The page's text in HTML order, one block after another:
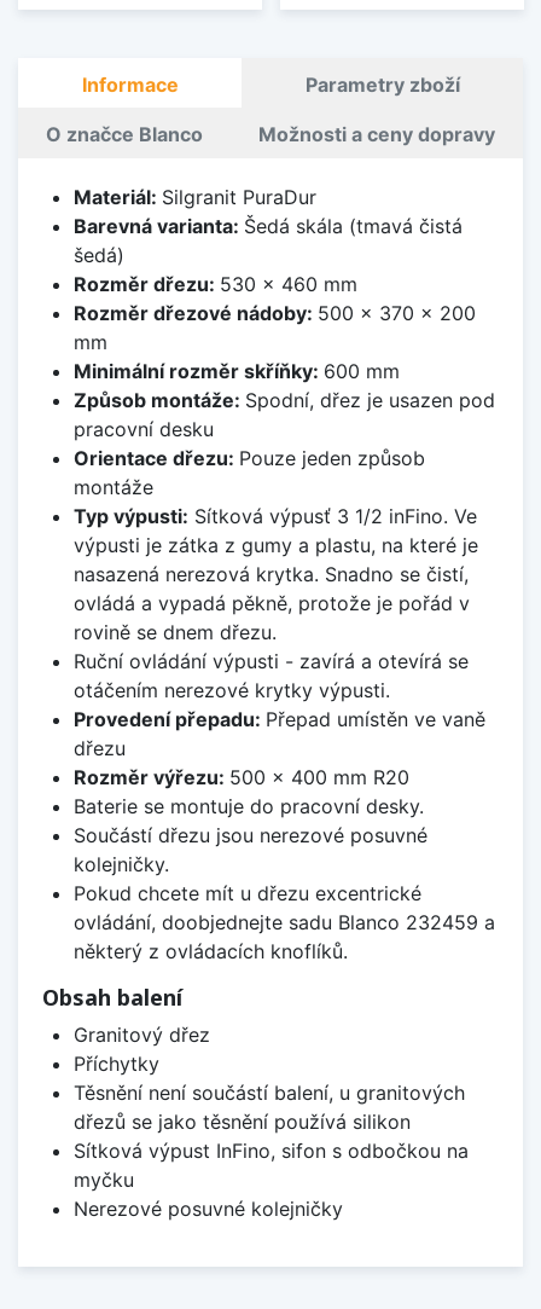
Informace Parametry zboží
O značce Blanco Možnosti a ceny dopravy
Materiál: Silgranit PuraDur
Barevná varianta: Šedá skála (tmavá čistá
šedá)
Rozměr dřezu: 530 x 460 mm
Rozměr dřezové nádoby: 500 x 370 x 200
mm
Minimální rozměr skříňky: 600 mm
Způsob montáže: Spodní, dřez je usazen pod
pracovní desku
Orientace dřezu: Pouze jeden způsob
montáže
Typ výpusti: Sítková výpusť 3 1/2 inFino. Ve
výpusti je zátka z gumy a plastu, na které je
nasazená nerezová krytka. Snadno se čistí,
ovládá a vypadá pěkně, protože je pořád v
rovině se dnem dřezu.
Ruční ovládání výpusti - zavírá a otevírá se
otáčením nerezové krytky výpusti.
Provedení přepadu: Přepad umístěn ve vaně
dřezu
Rozměr výřezu: 500 x 400 mm R20
Baterie se montuje do pracovní desky.
Součástí dřezu jsou nerezové posuvné
kolejničky.
Pokud chcete mít u dřezu excentrické
ovládání, doobjednejte sadu Blanco 232459 a
některý z ovládacích knoflíků.
Obsah balení
Granitový dřez
Příchytky
Těsnění není součástí balení, u granitových
dřezů se jako těsnění používá silikon
Sítková výpust InFino, sifon s odbočkou na
myčku
Nerezové posuvné kolejničky